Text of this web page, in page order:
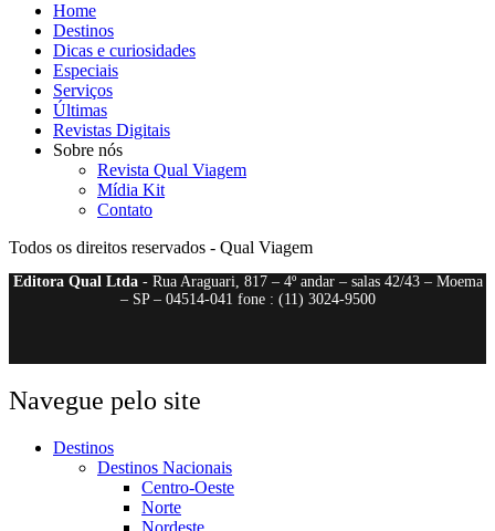
Home
Destinos
Dicas e curiosidades
Especiais
Serviços
Últimas
Revistas Digitais
Sobre nós
Revista Qual Viagem
Mídia Kit
Contato
Todos os direitos reservados - Qual Viagem
Editora Qual Ltda- Rua Araguari, 817 – 4º andar – salas 42/43 – Moema
– SP – 04514-041 fone : (11) 3024-9500
Navegue pelo site
Destinos
Destinos Nacionais
Centro-Oeste
Norte
Nordeste